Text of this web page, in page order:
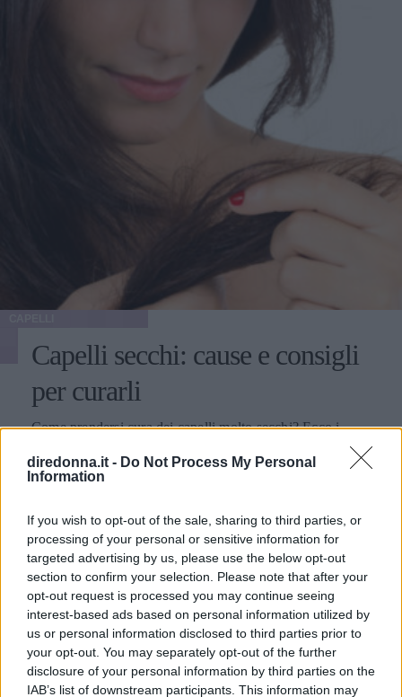
diredonna.it - Do Not Process My Personal
Information
If you wish to opt-out of the sale, sharing to third parties, or
processing of your personal or sensitive information for
targeted advertising by us, please use the below opt-out
section to confirm your selection. Please note that after your
opt-out request is processed you may continue seeing
interest-based ads based on personal information utilized by
us or personal information disclosed to third parties prior to
your opt-out. You may separately opt-out of the further
disclosure of your personal information by third parties on the
IAB’s list of downstream participants. This information may
Capelli secchi: cause e consigli
per curarli
Come prendersi cura dei capelli molto secchi? Ecco i
chioma.